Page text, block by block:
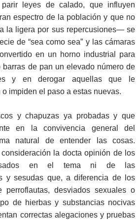
parir leyes de calado, que influyen
espectro de la población y que no
la ligera por sus repercusiones— se
de “sea como sea” y las cámaras
en un horno industrial para
barras de pan un elevado número de
y en derogar aquellas que le
impiden el paso a estas nuevas.
y chapuzas ya probadas y que
en la convivencia general del
natural de entender las cosas.
la docta opinión de los
en el tema ni de las
y sesudas que, a diferencia de los
desviados sexuales o
de hierbas y substancias nocivas
correctas alegaciones y pruebas